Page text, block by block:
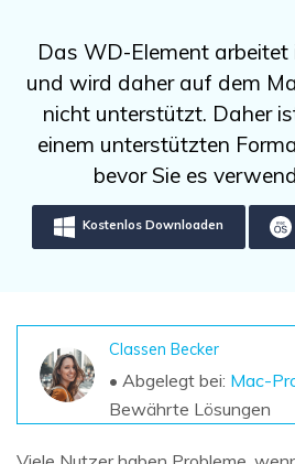
Kostenlos
Recoverit kostenlos
Verlorene/gel?schte Daten
wiederherstellen
Weitere Produkte
Repairit - Datenreparatur
UBackit - Datensicherung
Datenverlust-Szenarien
ALLE FUNKTIONEN
Aktuelles Thema
search
Das WD-Element
und wird daher auf dem
nicht unterstützt. Daher
einem unterstützten
bevor Sie es
Kostenlos Downloaden
Classen Becker
• Abgelegt bei: Mac-
Bewährte Lösungen